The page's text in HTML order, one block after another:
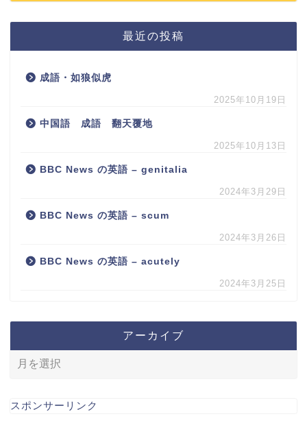
最近の投稿
成語・如狼似虎
2025年10月19日
中国語 成語 翻天覆地
2025年10月13日
BBC News の英語 – genitalia
2024年3月29日
BBC News の英語 – scum
2024年3月26日
BBC News の英語 – acutely
2024年3月25日
アーカイブ
スポンサーリンク